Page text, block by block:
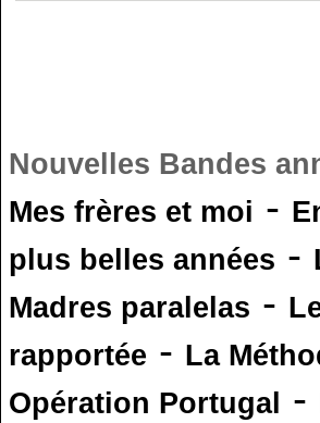
Nouvelles Bandes
Mes frères et moi -
plus belles années -
Madres paralelas -
rapportée - La
Opération Portugal -